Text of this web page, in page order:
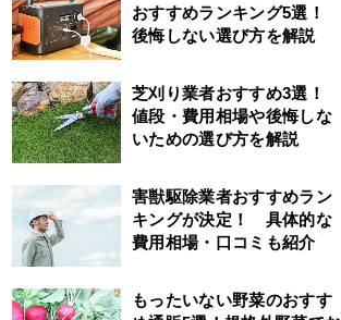
おすすめランキング5選！
後悔しない選び方を解説
芝刈り業者おすすめ3選！
値段・費用相場や後悔しな
いための選び方を解説
害獣駆除業者おすすめラン
キングが決定！ 具体的な
費用相場・口コミも紹介
もったいない野菜のおすす